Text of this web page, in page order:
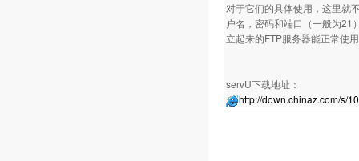
对于它们的具体使用，这里就
户名，密码和端口（一般为
立起来的FTP服务器能正常使
servU下载地址：
http://down.chinaz.com/s/